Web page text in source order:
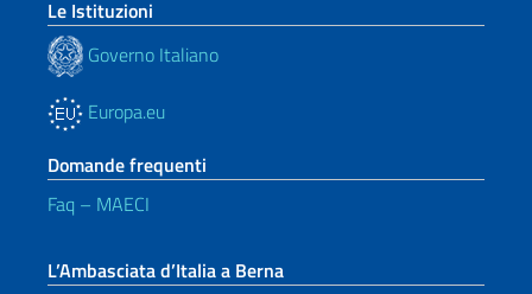
Le Istituzioni
Governo Italiano
Europa.eu
Domande frequenti
Faq – MAECI
L’Ambasciata d’Italia a Berna